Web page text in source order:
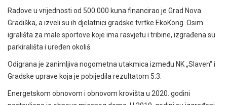
Radove u vrijednosti od 500.000 kuna financirao je Grad Nova
Gradiška, a izveli su ih djelatnici gradske tvrtke EkoKong. Osim
igrališta za male sportove koje ima rasvjetu i tribine, izgrađena su
parkirališta i uređen okoliš.
Odigrana je zanimljiva nogometna utakmica između NK „Slaven“ i
Gradske uprave koja je pobijedila rezultatom 5:3.
Energetskom obnovom i obnovom krovišta u 2020. godini